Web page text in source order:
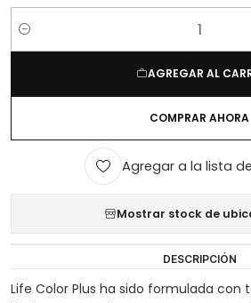
Cantidad
AGREGAR AL
COMPRAR AHORA
Agregar a la lista
Mostrar stock de
DESCRIPCIÓN
Life Color Plus ha sido formulada con